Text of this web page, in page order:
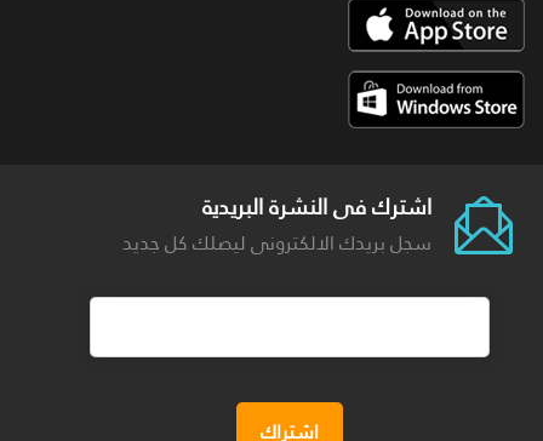
اشترك فى النشرة البريدية
سجل بريدك الالكترونى ليصلك كل جديد